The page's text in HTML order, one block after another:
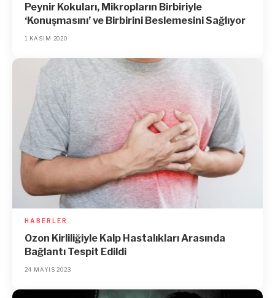
Peynir Kokuları, Mikropların Birbiriyle
‘Konuşmasını’ ve Birbirini Beslemesini Sağlıyor
1 KASIM 2020
HABERLER
Ozon Kirliliğiyle Kalp Hastalıkları Arasında
Bağlantı Tespit Edildi
24 MAYIS 2023